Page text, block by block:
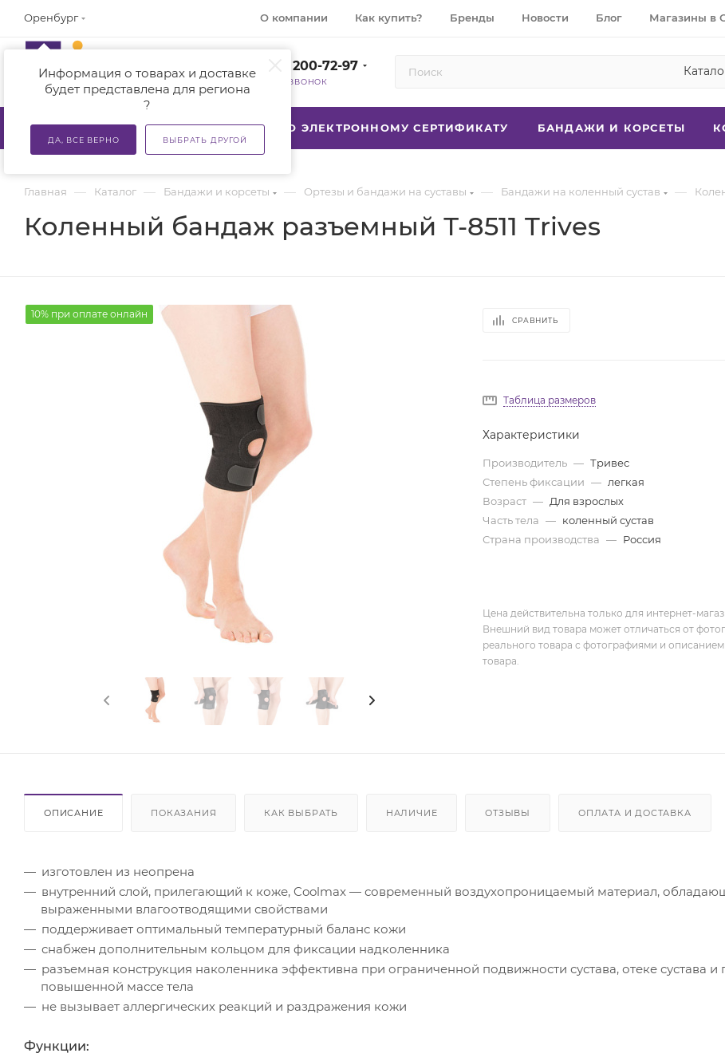
Оренбург
Информация о товарах и доставке
будет представлена для региона
?
ДА, ВСЕ ВЕРНО ВЫБРАТЬ ДРУГОЙ
О компании Как купить? Бренды Новости Блог Магазины в
+7 (800) 200-72-97
ЗАКАЗАТЬ ЗВОНОК
КАТАЛОГ АКЦИИ ТСР ПО ЭЛЕКТРОННОМУ СЕРТИФИКАТУ БАНДАЖИ И КОРСЕТЫ
Главная — Каталог — Бандажи и корсеты — Ортезы и бандажи на суставы — Бандажи на коленный сустав —
Коленный бандаж разъемный Т-8511 Trives
10% при оплате онлайн
СРАВНИТЬ
Таблица размеров
Характеристики
Производитель — Тривес
Степень фиксации — легкая
Возраст — Для взрослых
Часть тела — коленный сустав
Страна производства — Россия
Цена действительна только для интернет-
Внешний вид товара может отличаться от
реального товара с фотографиями и
товара.
ОПИСАНИЕ ПОКАЗАНИЯ КАК ВЫБРАТЬ НАЛИЧИЕ ОТЗЫВЫ ОПЛАТА И ДОСТАВКА
изготовлен из неопрена
внутренний слой, прилегающий к коже, Coolmax — современный воздухопроницаемый материал,
выраженными влагоотводящими свойствами
поддерживает оптимальный температурный баланс кожи
снабжен дополнительным кольцом для фиксации надколенника
разъемная конструкция наколенника эффективна при ограниченной подвижности сустава, отеке сустава и
повышенной массе тела
не вызывает аллергических реакций и раздражения кожи
Функции: